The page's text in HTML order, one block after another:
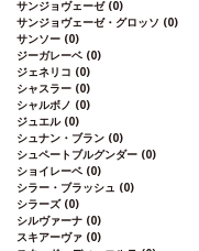
サンジョヴェーゼ (0)
サンジョヴェーゼ・グロッソ (0)
サンソー (0)
ジーガレーベ (0)
ジェネリコ (0)
シャスラー (0)
シャルボノ (0)
ジュエル (0)
シュナン・ブラン (0)
シュペートブルグンダー (0)
ショイレーベ (0)
シラー・ブラッシュ (0)
シラーズ (0)
シルヴァーナ (0)
スキアーヴァ (0)